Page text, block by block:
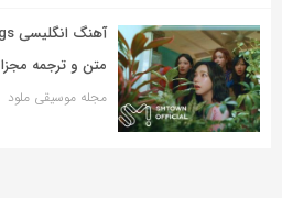
با
دوستان
خود
به
متن و ترجمه مجزا
مجله موسیقی ملود